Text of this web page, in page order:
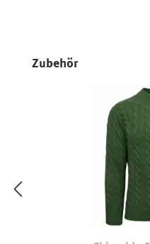
Produktgalerie
Zubehör